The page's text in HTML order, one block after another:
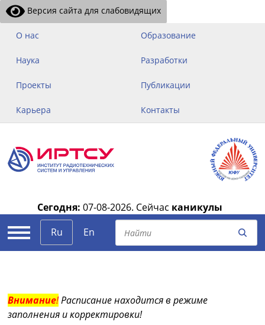
Версия сайта для слабовидящих
О нас Образование
Наука Разработки
Проекты Публикации
Карьера Контакты
Сегодня: 07-08-2026. Сейчас каникулы
Ru
En
Внимание!Расписание находится в режиме
заполнения и корректировки!